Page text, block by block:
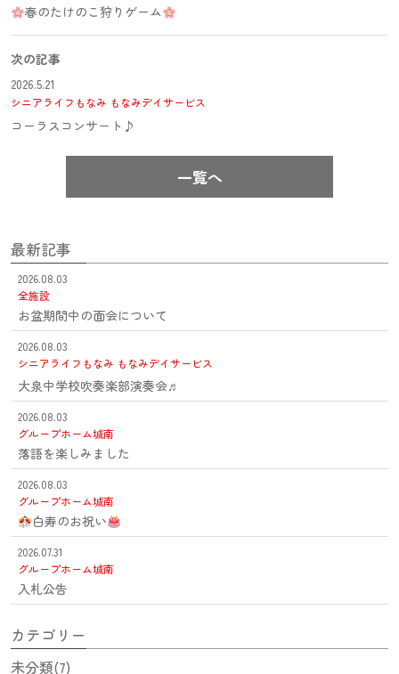
春のたけのこ狩りゲーム
次の記事
2026.5.21
シニアライフもなみ もなみデイサービス
コーラスコンサート♪
一覧へ
最新記事
2026.08.03
全施設
お盆期間中の面会について
2026.08.03
シニアライフもなみ もなみデイサービス
大泉中学校吹奏楽部演奏会♬
2026.08.03
グループホーム城南
落語を楽しみました
2026.08.03
グループホーム城南
白寿のお祝い
2026.07.31
グループホーム城南
入札公告
カテゴリー
未分類(7)